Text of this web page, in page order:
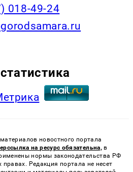
018-49-24
новостного портала
на ресурс обязательна, в
нормы законодательства РФ
Редакция портала не несет